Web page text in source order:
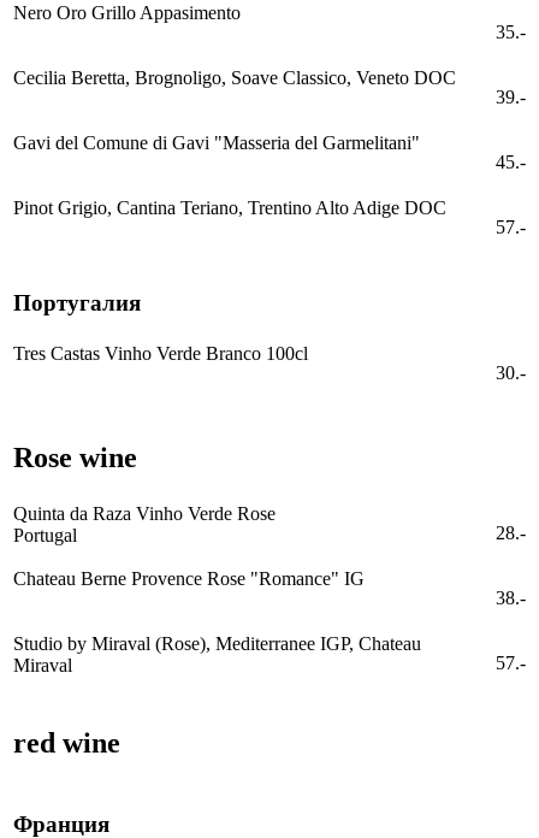
Nero Oro Grillo Appasimento
35.-
Cecilia Beretta, Brognoligo, Soave Classico, Veneto DOC
39.-
Gavi del Comune di Gavi "Masseria del Garmelitani"
45.-
Pinot Grigio, Cantina Teriano, Trentino Alto Adige DOC
57.-
Португалия
Tres Castas Vinho Verde Branco 100cl
30.-
Rose wine
Quinta da Raza Vinho Verde Rose
Portugal
28.-
Chateau Berne Provence Rose "Romance" IG
38.-
Studio by Miraval (Rose), Mediterranee IGP, Chateau
Miraval
57.-
red wine
Франция